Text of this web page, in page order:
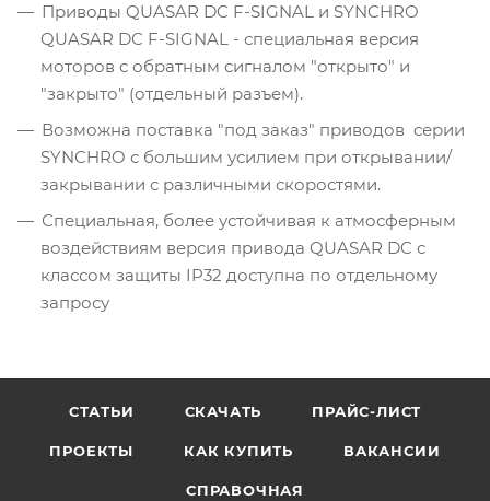
Приводы QUASAR DC F-SIGNAL и SYNCHRO
QUASAR DC F-SIGNAL - специальная версия
моторов с обратным сигналом "открыто" и
"закрыто" (отдельный разъем).
Возможна поставка "под заказ" приводов серии
SYNCHRO с большим усилием при открывании/
закрывании с различными скоростями.
Специальная, более устойчивая к атмосферным
воздействиям версия привода QUASAR DC с
классом защиты IP32 доступна по отдельному
запросу
СТАТЬИ СКАЧАТЬ ПРАЙС-ЛИСТ
ПРОЕКТЫ КАК КУПИТЬ ВАКАНСИИ
СПРАВОЧНАЯ